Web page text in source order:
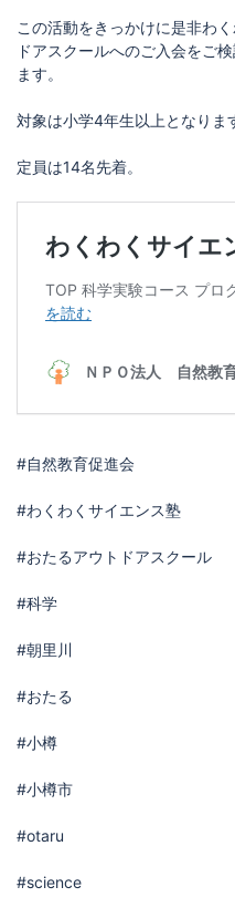
この活動をきっかけに是非わ
ドアスクールへのご入会をご
ます。
対象は小学4年生以上となりま
定員は14名先着。
#自然教育促進会
#わくわくサイエンス塾
#おたるアウトドアスクール
#科学
#朝里川
#おたる
#小樽
#小樽市
#otaru
#science